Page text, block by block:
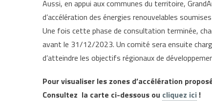
Aussi, en appui aux communes du territoire,
d’accélération des énergies renouvelables
Une fois cette phase de consultation terminée,
avant le 31/12/2023. Un comité sera ensuite
d’atteindre les objectifs régionaux de
Pour visualiser les zones d’accélération
Consultez la carte ci-dessous ou cliquez ici !